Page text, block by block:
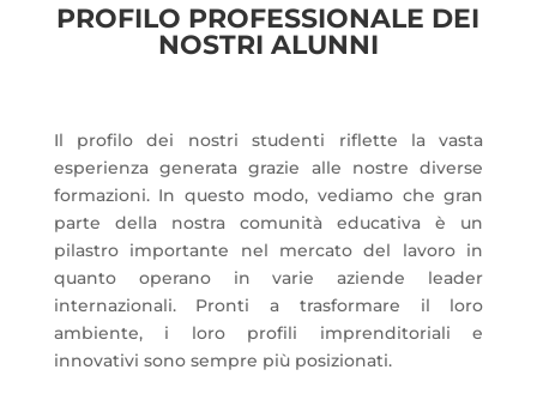
PROFILO PROFESSIONALE DEI
NOSTRI ALUNNI
Il profilo dei nostri studenti riflette la vasta
esperienza generata grazie alle nostre diverse
formazioni. In questo modo, vediamo che gran
parte della nostra comunità educativa è un
pilastro importante nel mercato del lavoro in
quanto operano in varie aziende leader
internazionali. Pronti a trasformare il loro
ambiente, i loro profili imprenditoriali e
innovativi sono sempre più posizionati.